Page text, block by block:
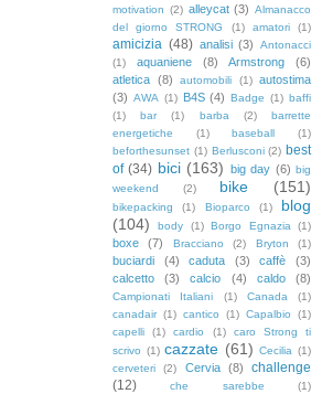
motivation (2) alleycat (3) Almanacco
del giorno STRONG
(1) amatori (1)
amicizia (48) analisi (3)
Antonacci
(1)
aquaniene (8) Armstrong
(6)
atletica (8) automobili (1) autostima
(3) AWA (1) B4S (4) Badge (1) baffi
(1)
bar (1) barba (2)
barrette
energetiche
(1) baseball
(1)
beforthesunset (1) Berlusconi (2) best
of (34) bici (163) big day (6) big
weekend
(2) bike (151)
bikepacking (1) Bioparco (1)
blog
(104)
body (1) Borgo Egnazia (1)
boxe (7) Bracciano (2) Bryton (1)
buciardi (4) caduta (3) caffè
(3)
calcetto
(3) calcio (4) caldo (8)
Campionati Italiani (1) Canada
(1)
canadair (1) cantico (1) Capalbio
(1)
capelli
(1) cardio (1)
caro Strong ti
scrivo (1) cazzate (61) Cecilia (1)
cerveteri
(2) Cervia (8)
challenge
(12)
che sarebbe (1)